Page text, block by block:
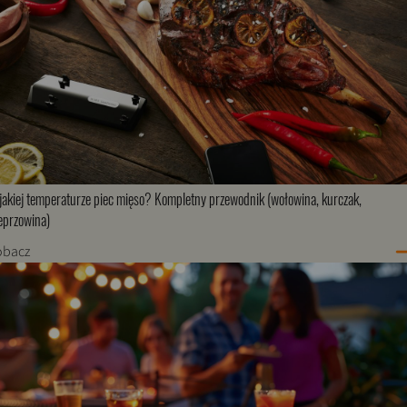
temperaturze piec mięso? Kompletny przewodnik (wołowina, kurczak,